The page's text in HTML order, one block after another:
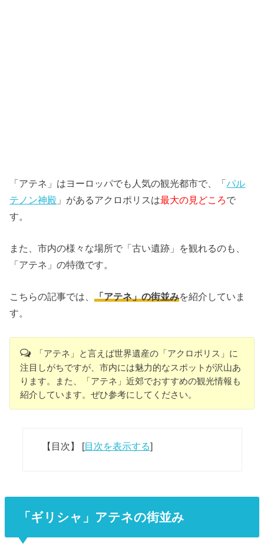
「アテネ」はヨーロッパでも人気の観光都市で、「パル
テノン神殿 」があるアクロポリスは最大の見どころで
す。
また、市内の様々な場所で「古い遺跡」を観れるのも、
「アテネ」の特徴です。
こちらの記事では、「アテネ」の街並みを紹介していま
す。
「アテネ」と言えば世界遺産の「アクロポリス」に
注目しがちですが、市内には魅力的なスポットが沢山あ
ります。また、「アテネ」近郊でおすすめの観光情報も
紹介しています。ぜひ参考にしてください。
【目次】 [目次を表示する]
「ギリシャ」アテネの街並み